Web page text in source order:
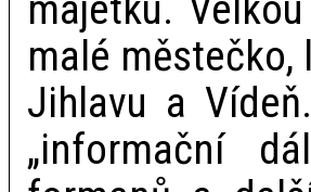
malé
Jihlavu a
„informační